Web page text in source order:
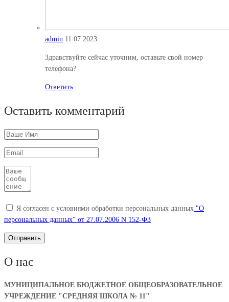
admin 11.07.2023
Здравствуйте сейчас уточним, оставьте свой номер
телефона?
Ответить
Оставить комментарий
Я согласен с условиями обработки персональных данных "О
персональных данных" от 27.07.2006 N 152-ФЗ
О нас
МУНИЦИПАЛЬНОЕ БЮДЖЕТНОЕ ОБЩЕОБРАЗОВАТЕЛЬНОЕ
УЧРЕЖДЕНИЕ "СРЕДНЯЯ ШКОЛА № 11"